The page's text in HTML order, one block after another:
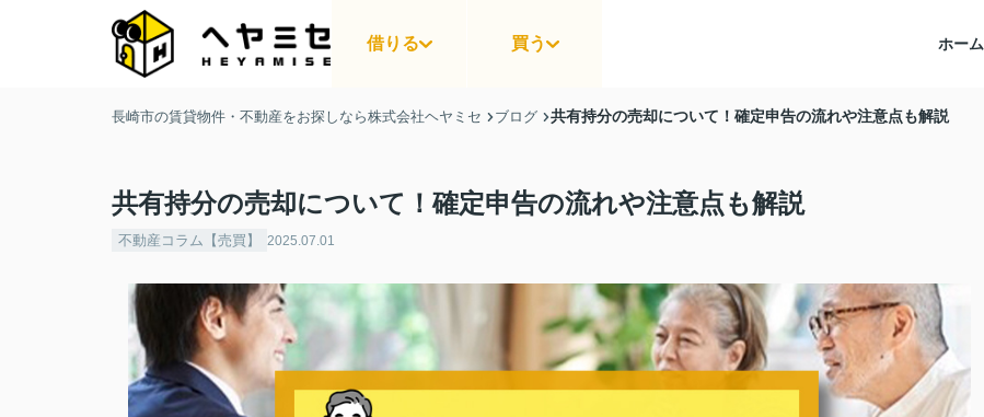
借りる 買う ホーム
長崎市の賃貸物件・不動産をお探しなら株式会社ヘヤミセ ブログ 共有持分の売却について！確定申告の流れや注意点も解説
共有持分の売却について！確定申告の流れや注意点も解説
不動産コラム【売買】 2025.07.01